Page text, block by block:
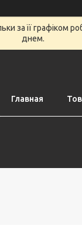
за її графіком
днем.
Главная